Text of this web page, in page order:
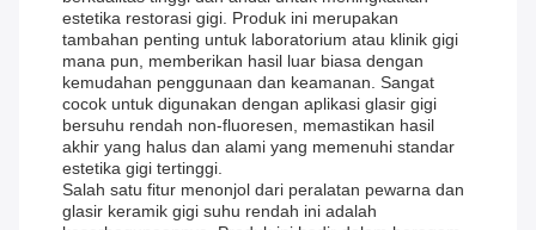
estetika restorasi gigi. Produk ini merupakan
tambahan penting untuk laboratorium atau klinik gigi
mana pun, memberikan hasil luar biasa dengan
kemudahan penggunaan dan keamanan. Sangat
cocok untuk digunakan dengan aplikasi glasir gigi
bersuhu rendah non-fluoresen, memastikan hasil
akhir yang halus dan alami yang memenuhi standar
estetika gigi tertinggi.
Salah satu fitur menonjol dari peralatan pewarna dan
glasir keramik gigi suhu rendah ini adalah